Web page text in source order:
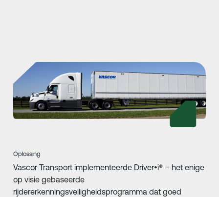
Oplossing
Vascor Transport implementeerde Driver•i® – het enige
op visie gebaseerde
rijdererkenningsveiligheidsprogramma dat goed